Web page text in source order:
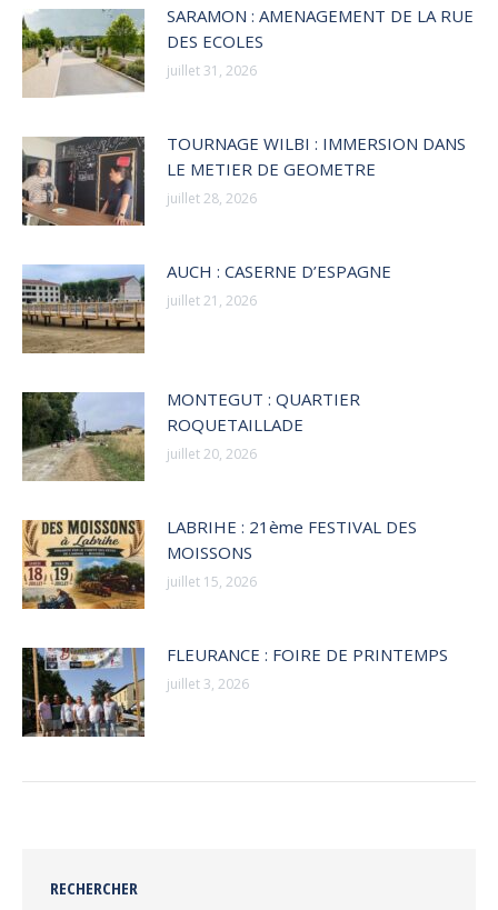
SARAMON : AMENAGEMENT DE LA RUE
DES ECOLES
juillet 31, 2026
TOURNAGE WILBI : IMMERSION DANS
LE METIER DE GEOMETRE
juillet 28, 2026
AUCH : CASERNE D’ESPAGNE
juillet 21, 2026
MONTEGUT : QUARTIER
ROQUETAILLADE
juillet 20, 2026
LABRIHE : 21ème FESTIVAL DES
MOISSONS
juillet 15, 2026
FLEURANCE : FOIRE DE PRINTEMPS
juillet 3, 2026
RECHERCHER